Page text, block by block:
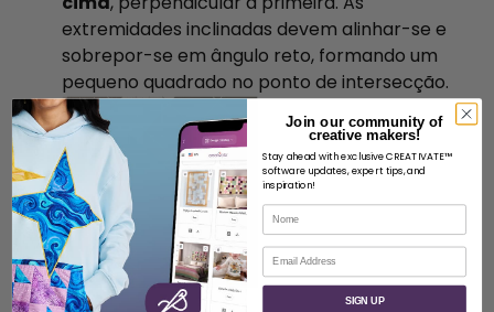
extremidades inclinadas devem alinhar-se e
sobrepor-se em ângulo reto, formando um
pequeno quadrado no ponto de intersecção.
Join our community of
creative makers!
Stay ahead with exclusive CREATIVATE™
software updates, expert tips, and
inspiration!
Nome
Correio eletrónico
SIGN UP